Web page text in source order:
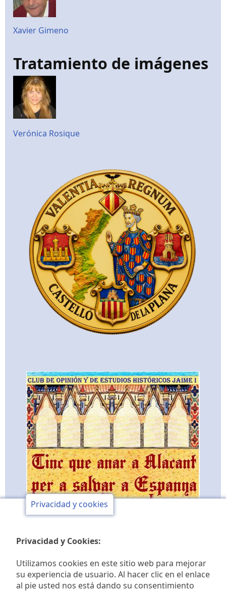
Xavier Gimeno
Tratamiento de imágenes
Verónica Rosique
Privacidad y cookies
Privacidad y Cookies:
Utilizamos cookies en este sitio web para mejorar
su experiencia de usuario. Al hacer clic en el enlace
al pie usted nos está dando su consentimiento